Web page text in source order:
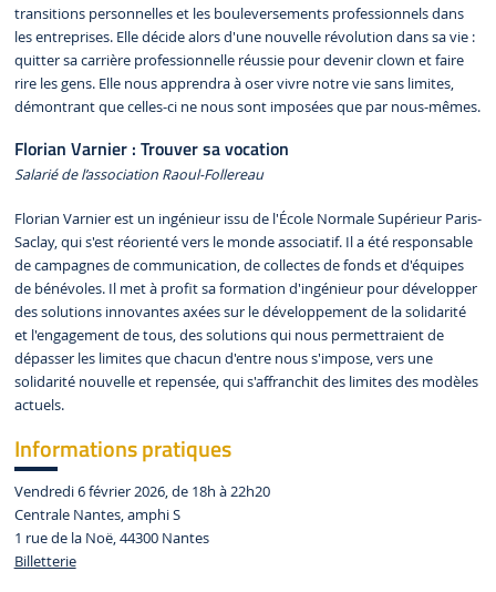
transitions personnelles et les bouleversements professionnels dans
les entreprises. Elle décide alors d'une nouvelle révolution dans sa vie :
quitter sa carrière professionnelle réussie pour devenir clown et faire
rire les gens. Elle nous apprendra à oser vivre notre vie sans limites,
démontrant que celles-ci ne nous sont imposées que par nous-mêmes.
Florian Varnier : Trouver sa vocation
Salarié de l’association Raoul-Follereau
Florian Varnier est un ingénieur issu de l'École Normale Supérieur Paris-
Saclay, qui s'est réorienté vers le monde associatif. Il a été responsable
de campagnes de communication, de collectes de fonds et d'équipes
de bénévoles. Il met à profit sa formation d'ingénieur pour développer
des solutions innovantes axées sur le développement de la solidarité
et l'engagement de tous, des solutions qui nous permettraient de
dépasser les limites que chacun d'entre nous s'impose, vers une
solidarité nouvelle et repensée, qui s'affranchit des limites des modèles
actuels.
Informations pratiques
Vendredi 6 février 2026, de 18h à 22h20
Centrale Nantes, amphi S
1 rue de la Noë, 44300 Nantes
Billetterie